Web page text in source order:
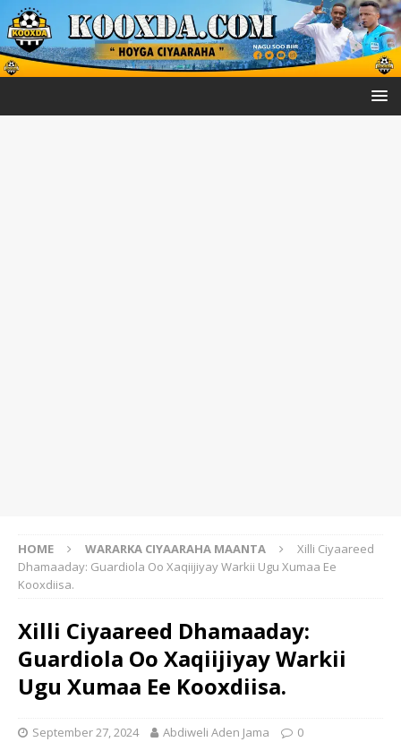
HOME WARARKA CIYAARAHA MAANTA
Xilli Ciyaareed
Dhamaaday: Guardiola Oo Xaqiijiyay Warkii Ugu Xumaa Ee
Kooxdiisa.
Xilli Ciyaareed Dhamaaday:
Guardiola Oo Xaqiijiyay Warkii
Ugu Xumaa Ee Kooxdiisa.
September 27, 2024 Abdiweli Aden Jama 0